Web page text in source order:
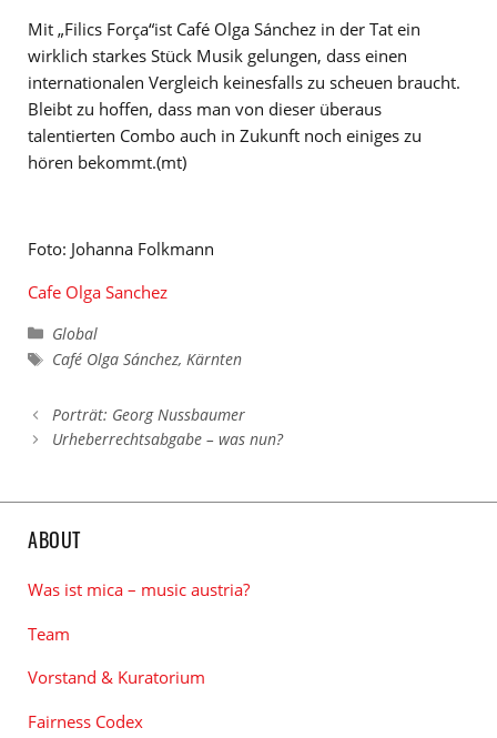
Mit „Filics Força“ist Café Olga Sánchez in der Tat ein
wirklich starkes Stück Musik gelungen, dass einen
internationalen Vergleich keinesfalls zu scheuen braucht.
Bleibt zu hoffen, dass man von dieser überaus
talentierten Combo auch in Zukunft noch einiges zu
hören bekommt.(mt)
Foto: Johanna Folkmann
Cafe Olga Sanchez
Kategorien
Global
Schlagwörter
Café Olga Sánchez,Kärnten
Porträt: Georg Nussbaumer
Urheberrechtsabgabe – was nun?
ABOUT
Was ist mica – music austria?
Team
Vorstand & Kuratorium
Fairness Codex